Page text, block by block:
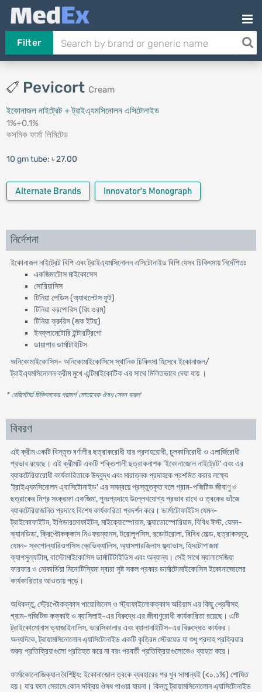
Filter
Pevicort Cream
ইকোনাজল নাইট্রেট + ট্রাইএ্যমসিনোলন এসিটোনাইড
1%+0.1%
কসমিক ফার্মা লিমিটেড
10 gm tube: ৳ 27.00
Alternate Brands Innovator's Monograph
নির্দেশনা
ইকোনাজল নাইট্রেট বিপি এবং ট্রাইএ্যমসিনোলন এসিটোনাইড বিপি যেসব চিকিৎসায় নির্দেশিতঃ
একজিমাটোস মাইকোসেস
সোরিয়াসিস
টিনিয়া পেডিস (অ্যাথলেটস ফুট)
টিনিয়া করপোরিস (রিং ওরম)
টিনিয়া ক্রুরিস (জক ইটছ)
ইনফ্লামেটোরি ইন্টারট্রিগো
ডায়াপার ডার্মাটাইটিস
অনিকোমাইকোসিস- অনিকোমাইকোসিসে স্থানিক চিকিৎসা হিসেবে ইকোনাজল/
ট্রাইএ্যমসিনোলন ক্রীম মুখে এন্টিমাইকোটিক এর সাথে মিলিতভাবে দেয়া যায় ।
* রেজিস্টার্ড চিকিৎসকের পরামর্শ মোতাবেক ঔষধ সেবন করুন'
বিবরণ
এই ক্রীম একটি বিস্তৃত বর্ণালীর ছত্রাকরোধী যার প্রদাহরোধী, চুলকানিরোধী ও এলার্জিরোধী
প্রভাব রয়েছে। এই ক্রীমটি একটি শক্তিশালী ছত্রাকনাশক 'ইকোনাজোল নাইট্রেট' এবং এর
ব্যাকটেরিয়ারোধী কার্যকারিতাকে উদ্বুদ্ধ এবং মারাত্নক প্রদাহকে প্রশমিত করার লক্ষ্যে
'ট্রাইএ্যমসিনোলন এ্যাসিটোনাইড' এর সমন্বয়ে প্রস্তুতকৃত বলে গ্রাম-পজিটিভ জীবাণু ও
ছত্রাকের মিশ্র সংক্রমণ একজিমা, পুনঃপ্রদাহে উল্লেখযোগ্য প্রভাব রাখে ও ত্বকের ভাঁজে
ব্যাকটেরিয়াজনিত প্রদাহে বিশেষ কার্যকারিতা প্রদর্শন করে। ডার্মাটোফাইটস যেমন-
ট্রাইকোফাইটন, ইপিডারমোফাইটন, মাইক্রোস্পোরাম, ক্ল্যাডোস্পোরিয়াম, বিবিধ ঈস্ট, যেমন-
ক্যানডিডা, ক্রিপ্টোকক্কাস নিওফরম্যানস, টরোলুপসিস, রডোটরোলা, বিবিধ মোল্ড, ছত্রাকসমূহ,
যেমন- স্কপোল্যারিওপসিস ব্রেভিক্যালিস, অ্যাসপারজিলাস ফ্ল্যাভাস, হিসটোপাজমা
ক্যাপসুল্যাটাম, বাস্টোমাইকোসিস ডার্মাটিটাইডিস এবং অন্যান্য। সেই সাথে ম্যালাসেজিয়া
ফারফার ও নোকার্ডিয়া মিনোটিস্যিমা দ্বারা সৃষ্ট সকল প্রকার ডার্মাটোমাইকোসিস ইকোনাজোলের
কার্যকারিতার আওতায় পড়ে।
অধিকন্তু, স্ট্রেপ্টোকক্কাস পায়োজিনেস ও স্ট্যাফাইলোকক্কাস অরিয়াস এর কিছু শ্রেনীসহ
গ্রাম-পজিটিভ কক্কাই ও ব্যাসিলাই-এর বিরুদ্ধে এর জীবাণুরোধী কার্যকারিতা রয়েছে। এটি
ট্রাইকোমোনাস ভ্যাজাইনালিস, ভারসিকালার এবং ব্যালানাইটিস-এর বিরুদ্ধেও কার্যকর।
অন্যদিকে, ট্রায়ামসিনোলোন এ্যাসিটোনাইড একটি কৃত্রিম স্টেরয়েড যা শুধু প্রদাহ প্রক্রিয়ার
শুরুর প্রতিক্রিয়াগুলো প্রতিহত করে না বরং পরবর্তী প্রতিক্রিয়াগুলোকেও ব্যাহত করে।
ফার্মাকোলোজিক্যাল বৈশিষ্ট্য: ইকোনাজোল ত্বকে ব্যবহারের পর খুব সামান্যই (<০.১%) শোষিত
হয়। যার ফলে সেরামে কোন সক্রিয় ঔষধ পাওয়া যায়না। কিন্তু ট্রায়ামসিনোলোন এ্যাসিটোনাইড